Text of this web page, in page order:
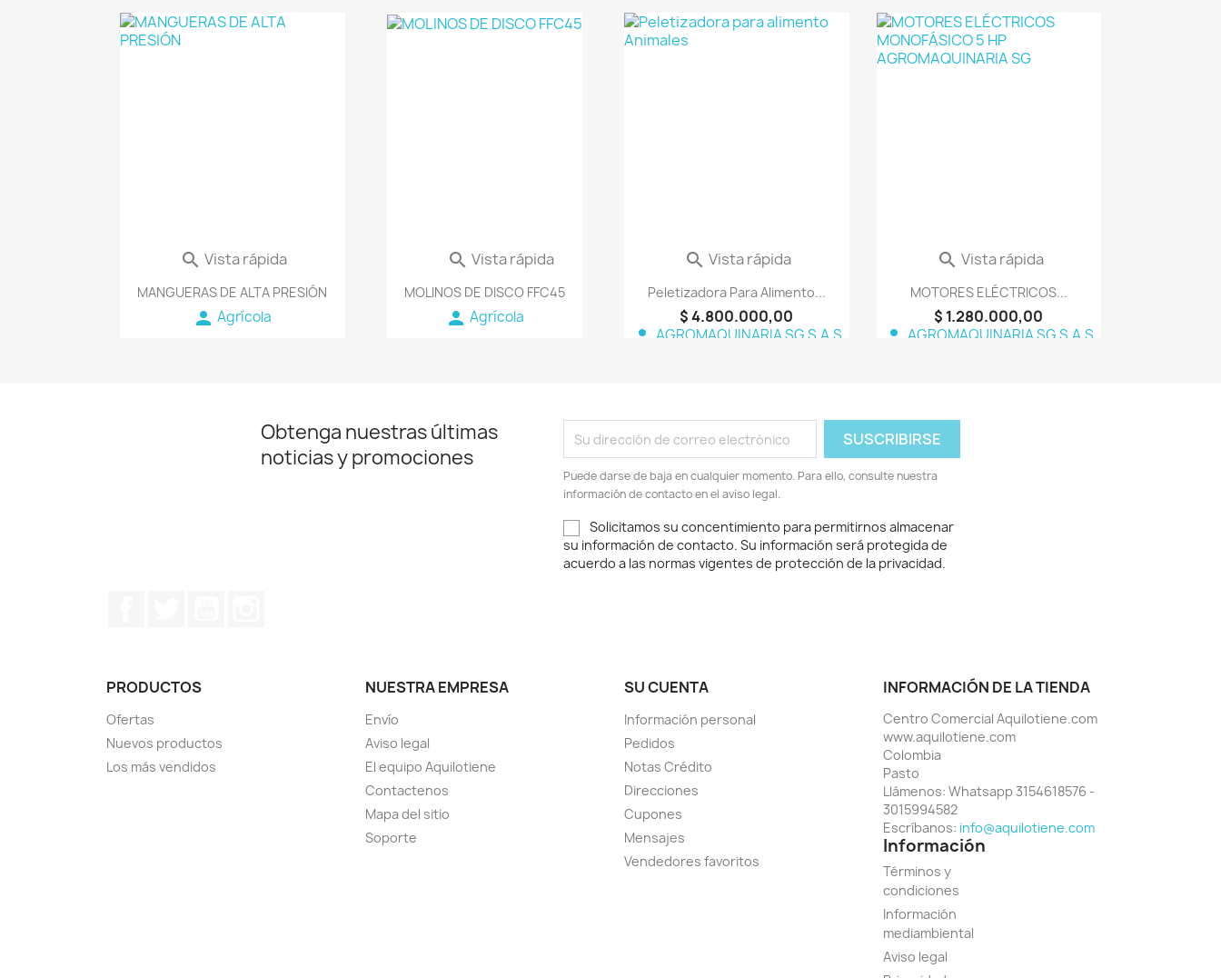
MANGUERAS DE ALTA PRESIÓN
person Agrícola
 Vista rápida
MOLINOS DE DISCO FFC45
person Agrícola
 Vista rápida
Peletizadora Para Alimento...
$ 4.800.000,00
person AGROMAQUINARIA SG S.A.S
 Vista rápida
MOTORES ELÉCTRICOS...
$ 1.280.000,00
person AGROMAQUINARIA SG S.A.S
 Vista rápida
Obtenga nuestras últimas
noticias y promociones
Puede darse de baja en cualquier momento. Para ello, consulte nuestra
información de contacto en el aviso legal.
Solicitamos su concentimiento para permitirnos almacenar
su información de contacto. Su información será protegida de
acuerdo a las normas vigentes de protección de la privacidad.
PRODUCTOS
Ofertas
Nuevos productos
Los más vendidos
NUESTRA EMPRESA
Envío
Aviso legal
El equipo Aquilotiene
Contactenos
Mapa del sitio
Soporte
SU CUENTA
Información personal
Pedidos
Notas Crédito
Direcciones
Cupones
Mensajes
Vendedores favoritos
INFORMACIÓN DE LA TIENDA
Centro Comercial Aquilotiene.com
www.aquilotiene.com
Colombia
Pasto
Llámenos: Whatsapp 3154618576 -
3015994582
Escríbanos: info@aquilotiene.com
Información
Términos y
condiciones
Información
mediambiental
Aviso legal